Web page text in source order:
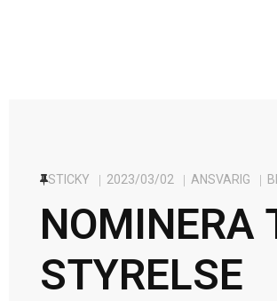
STICKY 2023/03/02 ANSVARIG
NOMINERA
STYRELSE